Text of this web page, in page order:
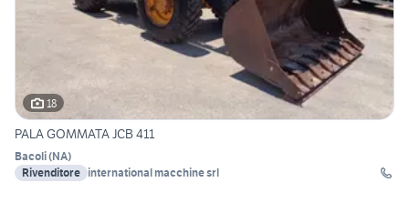
18
PALA GOMMATA JCB 411
Bacoli(NA)
Rivenditore international macchine srl